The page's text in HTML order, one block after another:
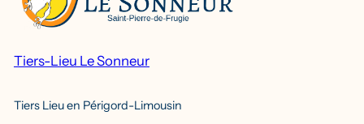
Tiers-Lieu Le Sonneur
Tiers Lieu en Périgord-Limousin